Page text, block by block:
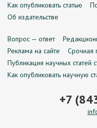
Как опубликовать статью
Об издательстве
Вопрос — ответ
Реклама на сайте
Срочная
Публикация научных статей
Как опубликовать научную
+7